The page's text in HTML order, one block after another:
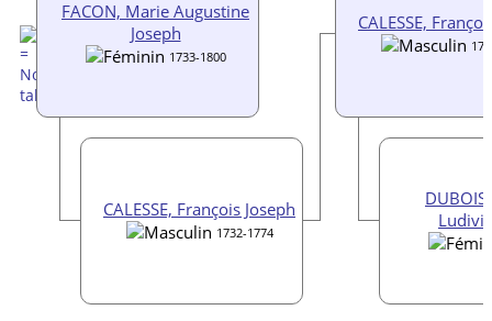
CALESSE,
FACON, Marie Augustine
Joseph
1733-1800
CALESSE, François Joseph
1732-1774